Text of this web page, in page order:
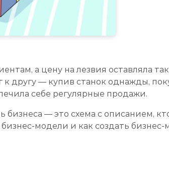
а цену на лезвия оставляла
другу — купив станок однажды,
себе регулярные продажи.
— это схема с описанием,
модели и как создать бизнес-